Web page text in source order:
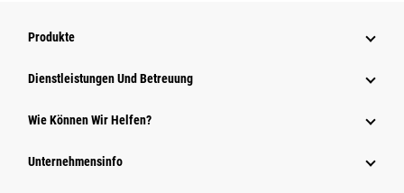
Produkte
Dienstleistungen Und Betreuung
Wie Können Wir Helfen?
Unternehmensinfo